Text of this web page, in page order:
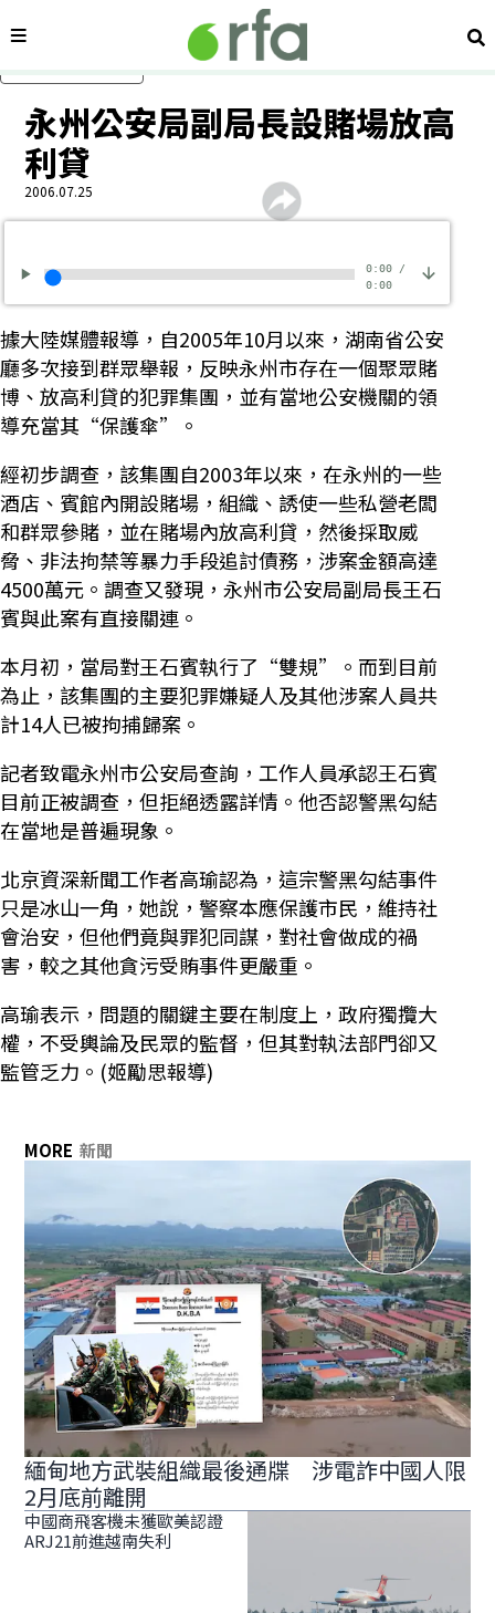
內容分類 搜
永州公安局副局長設賭場放高
利貸
2006.07.25
0:00/
0:00
據大陸媒體報導，自2005年10月以來，湖南省公安
廳多次接到群眾舉報，反映永州市存在一個聚眾賭
博、放高利貸的犯罪集團，並有當地公安機關的領
導充當其“保護傘”。
經初步調查，該集團自2003年以來，在永州的一些
酒店、賓館內開設賭場，組織、誘使一些私營老闆
和群眾參賭，並在賭場內放高利貸，然後採取威
脅、非法拘禁等暴力手段追討債務，涉案金額高達
4500萬元。調查又發現，永州市公安局副局長王石
賓與此案有直接關連。
本月初，當局對王石賓執行了“雙規”。而到目前
為止，該集團的主要犯罪嫌疑人及其他涉案人員共
計14人已被拘捕歸案。
記者致電永州市公安局查詢，工作人員承認王石賓
目前正被調查，但拒絕透露詳情。他否認警黑勾結
在當地是普遍現象。
北京資深新聞工作者高瑜認為，這宗警黑勾結事件
只是冰山一角，她說，警察本應保護市民，維持社
會治安，但他們竟與罪犯同謀，對社會做成的禍
害，較之其他貪污受賄事件更嚴重。
高瑜表示，問題的關鍵主要在制度上，政府獨攬大
權，不受輿論及民眾的監督，但其對執法部門卻又
監管乏力。(姬勵思報導)
MORE 新聞
緬甸地方武裝組織最後通牒 涉電詐中國人限
2月底前離開
中國商飛客機未獲歐美認證
ARJ21前進越南失利